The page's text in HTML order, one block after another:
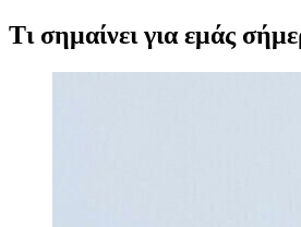
Τι σημαίνει για εμάς